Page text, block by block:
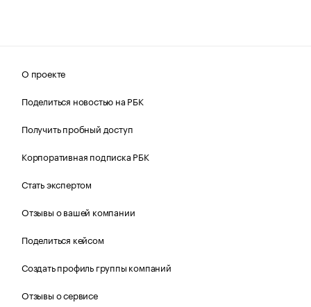
О проекте
Поделиться новостью на РБК
Получить пробный доступ
Корпоративная подписка РБК
Стать экспертом
Отзывы о вашей компании
Поделиться кейсом
Создать профиль группы компаний
Отзывы о сервисе